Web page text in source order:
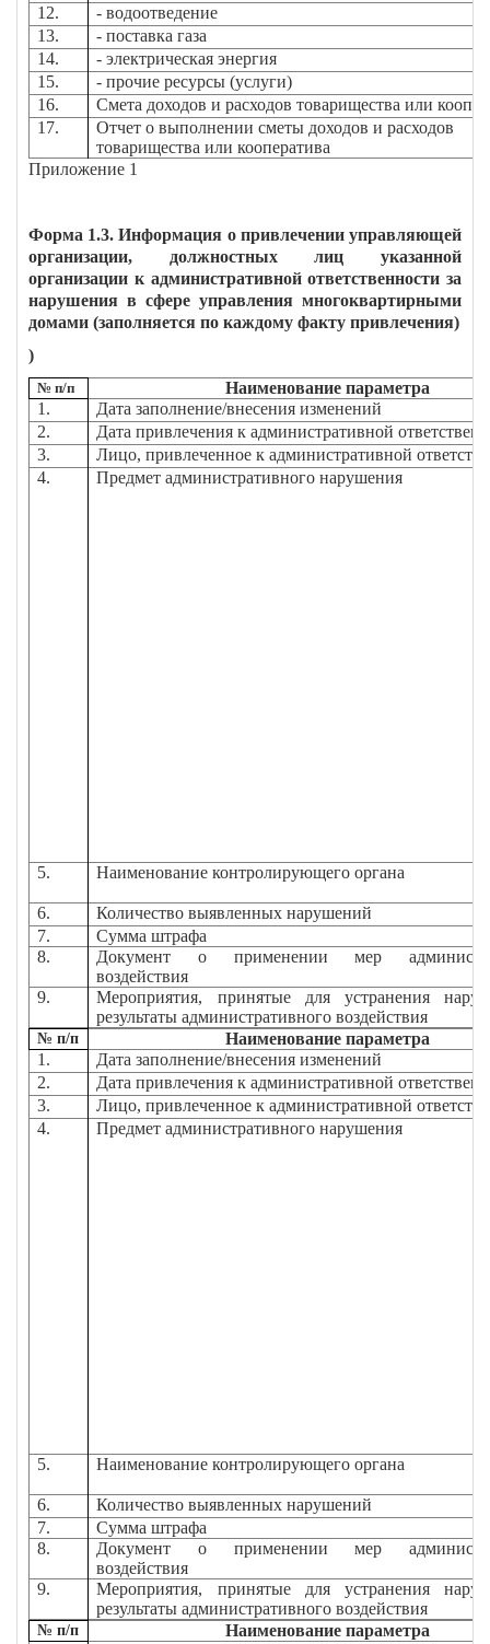
12.
- водоотведение
13.
- поставка газа
14.
- электрическая энергия
15.
- прочие ресурсы (услуги)
16.
Смета доходов и расходов товарищества или
17.
Отчет о выполнении сметы доходов и расходов
товарищества или кооператива
Приложение 1
Форма 1.3. Информация о привлечении управляющей
организации, должностных лиц указанной
организации к административной ответственности за
нарушения в сфере управления многоквартирными
домами (заполняется по каждому факту привлечения)
)
№ п/п
Наименование параметра
1.
Дата заполнение/внесения изменений
2.
Дата привлечения к административной
3.
Лицо, привлеченное к административной
4.
Предмет административного нарушения
5. Наименование контролирующего органа
6.
Количество выявленных нарушений
7.
Сумма штрафа
8.
Документ о применении мер
воздействия
9.
Мероприятия, принятые для устранения
результаты административного воздействия
№ п/п
Наименование параметра
1.
Дата заполнение/внесения изменений
2.
Дата привлечения к административной
3.
Лицо, привлеченное к административной
4.
Предмет административного нарушения
5. Наименование контролирующего органа
6.
Количество выявленных нарушений
7.
Сумма штрафа
8.
Документ о применении мер
воздействия
9.
Мероприятия, принятые для устранения
результаты административного воздействия
№ п/п
Наименование параметра